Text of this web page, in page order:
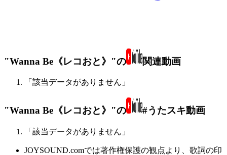
"Wanna Be《レコおと》"の 関連動画
「該当データがありません」
"Wanna Be《レコおと》"の #うたスキ動画
「該当データがありません」
JOYSOUND.comでは著作権保護の観点より、歌詞の印